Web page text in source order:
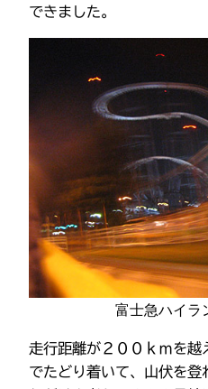
できました。
富士急ハイラ
走行距離が２００ｋｍを越
でたどり着いて、山伏を登